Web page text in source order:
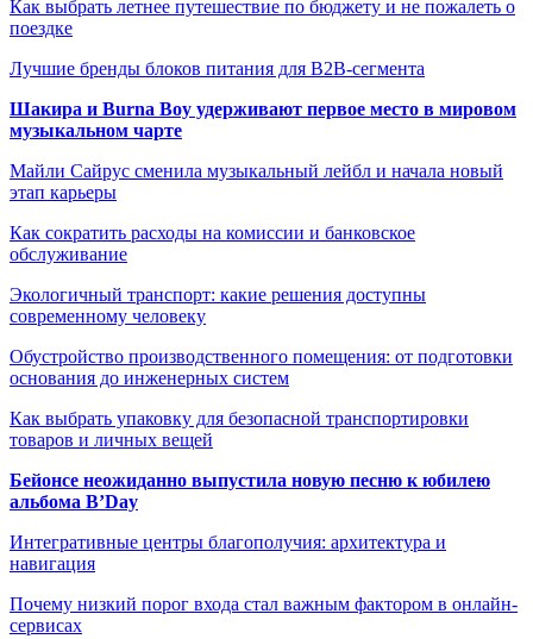
Как выбрать летнее путешествие по бюджету и не пожалеть о
поездке
Лучшие бренды блоков питания для B2B-сегмента
Шакира и Burna Boy удерживают первое место в мировом
музыкальном чарте
Майли Сайрус сменила музыкальный лейбл и начала новый
этап карьеры
Как сократить расходы на комиссии и банковское
обслуживание
Экологичный транспорт: какие решения доступны
современному человеку
Обустройство производственного помещения: от подготовки
основания до инженерных систем
Как выбрать упаковку для безопасной транспортировки
товаров и личных вещей
Бейонсе неожиданно выпустила новую песню к юбилею
альбома B’Day
Интегративные центры благополучия: архитектура и
навигация
Почему низкий порог входа стал важным фактором в онлайн-
сервисах